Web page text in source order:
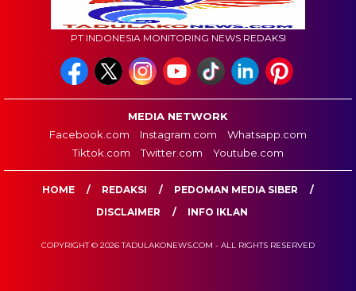
PT INDONESIA MONITORING NEWS REDAKSI
MEDIA NETWORK
Facebook.com
Instagram.com
Whatsapp.com
Tiktok.com
Twitter.com Youtube.com
HOME REDAKSI
PEDOMAN MEDIA SIBER
DISCLAIMER
INFO IKLAN
COPYRIGHT © 2026 TADULAKONEWS.COM - ALL RIGHTS RESERVED